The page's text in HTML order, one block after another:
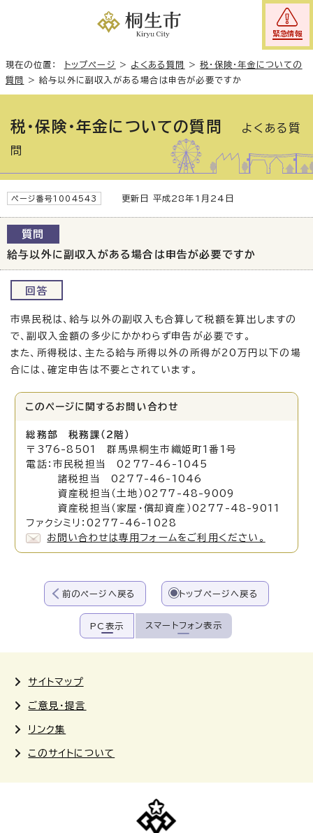
緊急情報
現在の位置： トップページ > よくある質問 >税・保険・年金についての
質問
>給与以外に副収入がある場合は申告が必要ですか
税・保険・年金についての質問
よくある質
問
ページ番号1004543 更新日 平成28年1月24日
質問
給与以外に副収入がある場合は申告が必要ですか
回答
市県民税は、給与以外の副収入も合算して税額を算出しますの
で、副収入金額の多少にかかわらず申告が必要です。
また、所得税は、主たる給与所得以外の所得が20万円以下の場
合には、確定申告は不要とされています。
このページに関する お問い合わせ
総務部 税務課（2階）
〒376-8501 群馬県桐生市織姫町1番1号
電話：市民税担当 0277-46-1045
諸税担当 0277-46-1046
資産税担当（土地）0277-48-9009
資産税担当（家屋・償却資産）0277-48-9011
ファクシミリ：0277-46-1028
お問い合わせは専用フォームをご利用ください。
前のページへ戻る トップページへ戻る
PC表示 スマートフォン表示
サイトマップ
ご意見・提言
リンク集
このサイトについて